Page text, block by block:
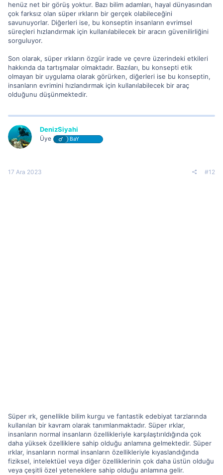
henüz net bir görüş yoktur. Bazı bilim adamları, hayal dünyasından
çok farksız olan süper ırkların bir gerçek olabileceğini
savunuyorlar. Diğerleri ise, bu konseptin insanların evrimsel
süreçleri hızlandırmak için kullanılabilecek bir aracın güvenilirliğini
sorguluyor.
Son olarak, süper ırkların özgür irade ve çevre üzerindeki etkileri
hakkında da tartışmalar olmaktadır. Bazıları, bu konsepti etik
olmayan bir uygulama olarak görürken, diğerleri ise bu konseptin,
insanların evrimini hızlandırmak için kullanılabilecek bir araç
olduğunu düşünmektedir.
DenizSiyahi
Üye BaY
17 Ara 2023 #12
Süper ırk, genellikle bilim kurgu ve fantastik edebiyat tarzlarında
kullanılan bir kavram olarak tanımlanmaktadır. Süper ırklar,
insanların normal insanların özellikleriyle karşılaştırıldığında çok
daha yüksek özelliklere sahip olduğu anlamına gelmektedir. Süper
ırklar, insanların normal insanların özellikleriyle kıyaslandığında
fiziksel, intelektüel veya diğer özelliklerinin çok daha üstün olduğu
veya çeşitli özel yeteneklere sahip olduğu anlamına gelir.